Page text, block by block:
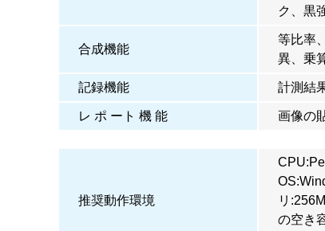
ク、黒
合成機能
等比率
異、乗
記録機能 計測結
レ ポ ート 機 能 画像の
推奨動作環境
リ
の空き